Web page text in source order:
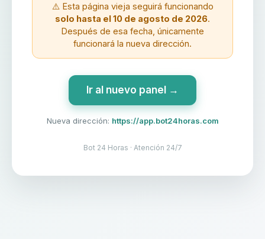
⚠️ Esta página vieja seguirá funcionando
solo hasta el 10 de agosto de 2026.
Después de esa fecha, únicamente
funcionará la nueva dirección.
Ir al nuevo panel →
Nueva dirección: https://app.bot24horas.com
Bot 24 Horas · Atención 24/7